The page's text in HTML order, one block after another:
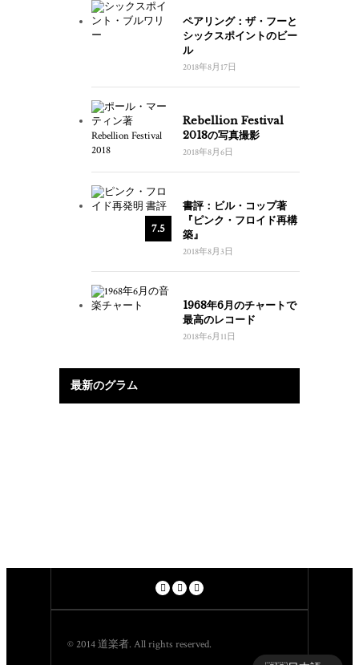
ペアリング：ザ・フーと
シックスポイントのビー
ル
2018年8月17日
Rebellion Festival
2018の写真撮影
2018年8月6日
7.5
書評：ビル・コップ著
『ピンク・フロイド再構
築』
2018年8月3日
1968年6月のチャートで
最高のレコード
2018年6月11日
最新のグラム
© 2014 道楽者. All rights reserved.